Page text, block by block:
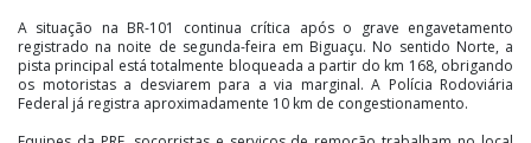
A situação na BR-101 continua crítica após o grave engavetamento
registrado na noite de segunda-feira em Biguaçu. No sentido Norte, a
pista principal está totalmente bloqueada a partir do km 168, obrigando
os motoristas a desviarem para a via marginal. A Polícia Rodoviária
Federal já registra aproximadamente 10 km de congestionamento.